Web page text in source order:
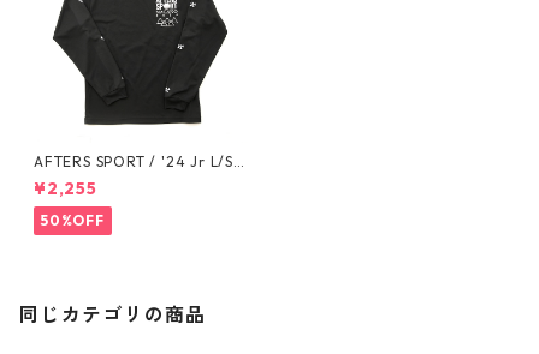
AFTERS SPORT / '24 Jr L/S T
EE
¥2,255
50%OFF
同じカテゴリの商品